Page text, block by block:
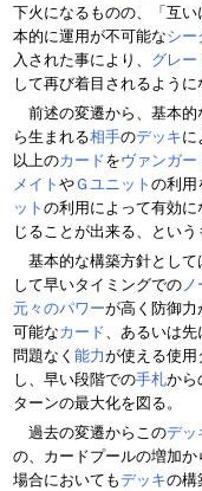
下火になるものの、「互い
本的に運用が不可能なシー
入された事により、 グレー
して再び着目されるように
前述の変遷から、基本的
ら生まれる相手のデッキに
以上のカードをヴァンガ
メイト や Ｇユニット の利用
ット の利用によって有効に
じることが出来る、という
基本的な構築方針として
して早いタイミングでの
元々のパワーが高く防御力
可能なカード、あるいは先
問題なく 能力が使える使用
し、早い段階での手札から
ターンの最大化を図る。
過去の変遷からこのデッ
の、カードプールの増加か
場合においてもデッキの構